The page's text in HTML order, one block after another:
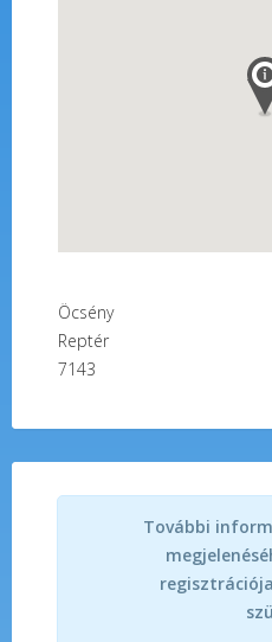
Öcsény
Reptér
7143
További